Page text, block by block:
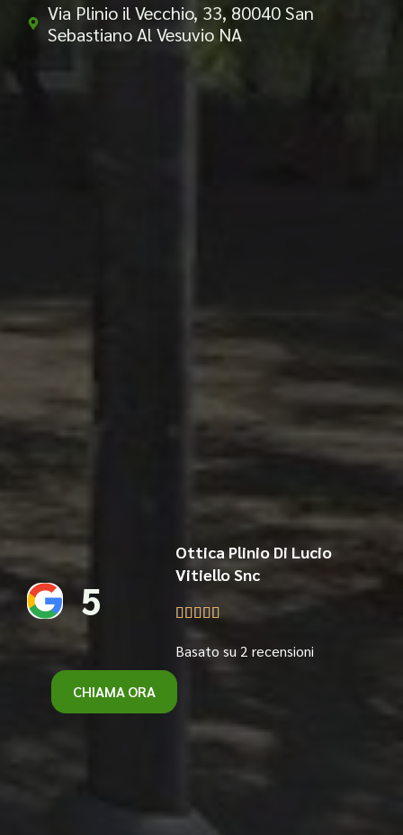
Via Plinio il Vecchio, 33, 80040 San
Sebastiano Al Vesuvio NA
5
Ottica Plinio Di Lucio
Vitiello Snc
    
Basato su 2 recensioni
CHIAMA ORA